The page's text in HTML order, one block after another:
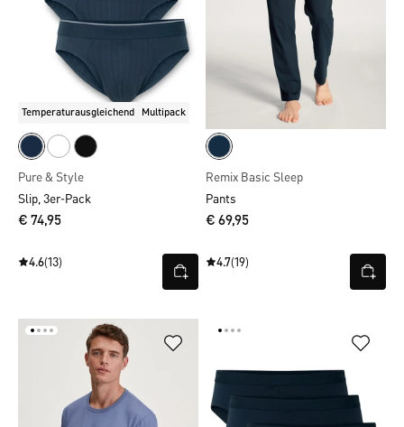
Temperaturausgleichend Multipack
Pure & Style
Slip, 3er-Pack
€ 74,95
4.6(13)
Remix Basic Sleep
Pants
€ 69,95
4.7(19)